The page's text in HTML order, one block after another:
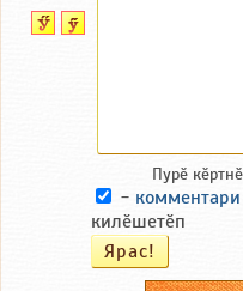
Пурӗ
-
килӗшетӗп